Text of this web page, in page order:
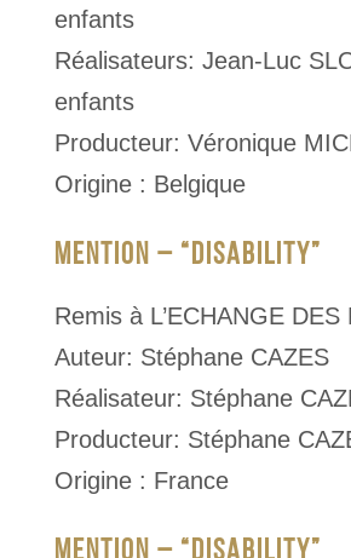
enfants
Réalisateurs: Jean-Luc
enfants
Producteur: Véronique
Origine : Belgique
MENTION – “DISABILITY”
Remis à L’ECHANGE DES
Auteur: Stéphane CAZES
Réalisateur: Stéphane
Producteur: Stéphane
Origine : France